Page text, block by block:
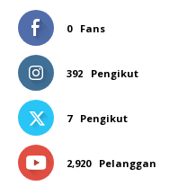
0 Fans
392 Pengikut
7 Pengikut
2,920 Pelanggan